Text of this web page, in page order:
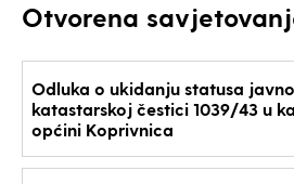
Otvorena
Odluka o ukidanju statusa
katastarskoj čestici 1039/43 u
općini Koprivnica